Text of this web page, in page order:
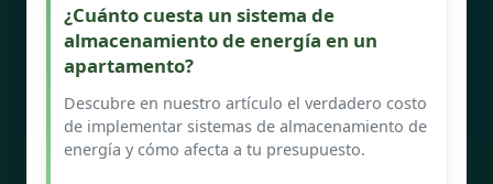
¿Cuánto cuesta un sistema de
almacenamiento de energía en un
apartamento?
Descubre en nuestro artículo el verdadero costo
de implementar sistemas de almacenamiento de
energía y cómo afecta a tu presupuesto.